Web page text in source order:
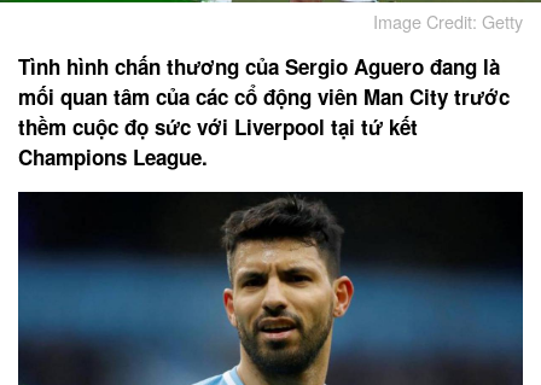
Image Credit: Getty
Tình hình chấn thương của Sergio Aguero đang là
mối quan tâm của các cổ động viên Man City trước
thềm cuộc đọ sức với Liverpool tại tứ kết
Champions League.